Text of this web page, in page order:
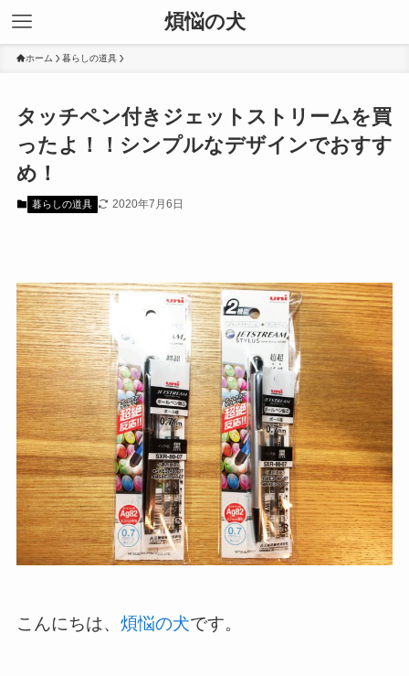
煩悩の犬
ホーム 暮らしの道具
タッチペン付きジェットストリームを買
ったよ！！シンプルなデザインでおすす
め！
暮らしの道具 2020年7月6日
こんにちは、 煩悩の犬です。